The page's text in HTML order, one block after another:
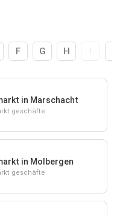
F G H
in Marschacht
geschäfte
in Molbergen
geschäfte